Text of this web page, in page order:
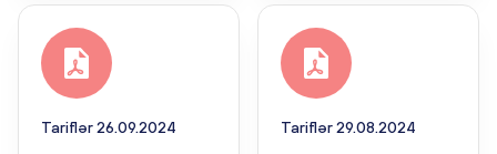
Tariflər 26.09.2024 Tariflər 29.08.2024